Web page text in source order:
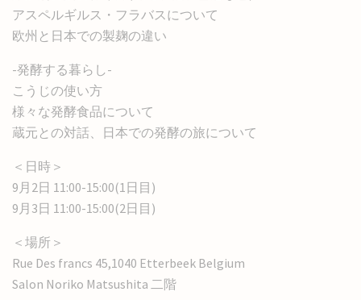
アスペルギルス・フラバスについて
欧州と日本での製麹の違い
-発酵する暮らし-
こうじの使い方
様々な発酵食品について
蔵元との対話、日本での発酵の旅について
＜日時＞
9月2日 11:00-15:00(1日目)
9月3日 11:00-15:00(2日目)
＜場所＞
Rue Des francs 45,1040 Etterbeek Belgium
Salon Noriko Matsushita 二階